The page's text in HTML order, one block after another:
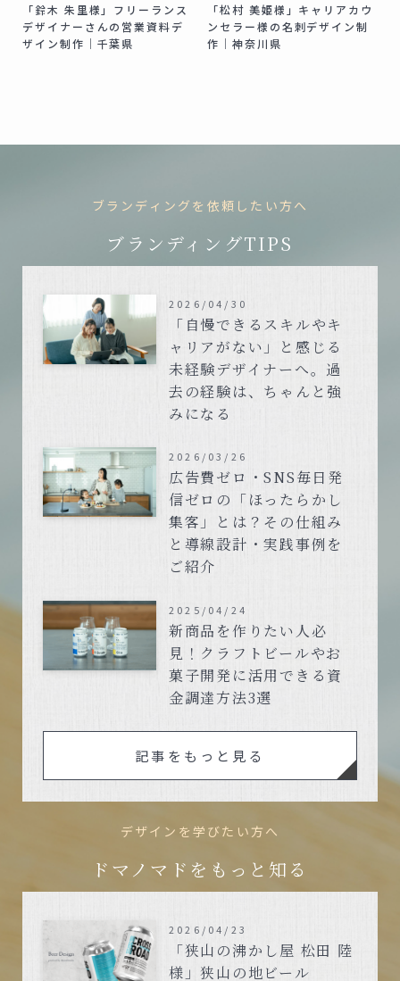
「鈴木 朱里様」フリーランス
デザイナーさんの営業資料デ
ザイン制作｜千葉県
「松村 美姫様」キャリアカウ
ンセラー様の名刺デザイン制
作｜神奈川県
ブランディングを依頼したい方へ
ブランディングTIPS
「自慢できるスキルやキ
ャリアがない」と感じる
未経験デザイナーへ。過
去の経験は、ちゃんと強
みになる
2026/04/30
広告費ゼロ・SNS毎日発
信ゼロの「ほったらかし
集客」とは？その仕組み
と導線設計・実践事例を
ご紹介
2026/03/26
新商品を作りたい人必
見！クラフトビールやお
菓子開発に活用できる資
金調達方法3選
2025/04/24
記事をもっと見る
デザインを学びたい方へ
ドマノマドをもっと知る
「狭山の沸かし屋 松田 陸
様」狭山の地ビール
2026/04/23